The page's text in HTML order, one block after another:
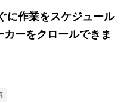
に作業をスケジュール
ーをクロールできま